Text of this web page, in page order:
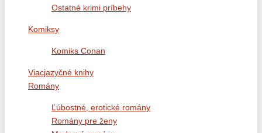
Ostatné krimi príbehy
Komiksy
Komiks Conan
Viacjazyčné knihy
Romány
Ľúbostné, erotické romány
Romány pre ženy